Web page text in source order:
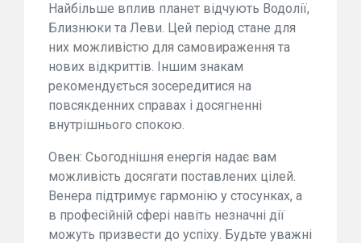
Найбільше вплив планет відчують Водолії,
Близнюки та Леви. Цей період стане для
них можливістю для самовираження та
нових відкриттів. Іншим знакам
рекомендується зосередитися на
повсякденних справах і досягненні
внутрішнього спокою.
Овен: Сьогоднішня енергія надає вам
можливість досягати поставлених цілей.
Венера підтримує гармонію у стосунках, а
в професійній сфері навіть незначні дії
можуть призвести до успіху. Будьте уважні